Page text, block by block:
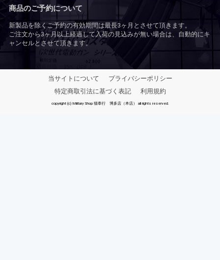
商品のご予約について
新製品を除くご予約の有効期間は最長3ヶ月とさせて頂きます。
ご注文から3ヶ月以上経過して入荷の見込みが無い場合は、自動的にキ
ャンセルとさせて頂きます。
当サイトについて
プライバシーポリシー
特定商取引法に基づく表記
利用規約
copyright (c) Military Shop 猫奉行 博多店（本店） all rights reserved.